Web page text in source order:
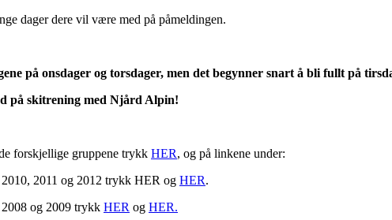
dager dere vil være med på påmeldingen.
på onsdager og torsdager, men det begynner snart å bli fullt på
på skitrening med Njård Alpin!
forskjellige gruppene trykk HER, og på linkene under:
2011 og 2012 trykk HER og HER.
og 2009 trykk HER og HER.